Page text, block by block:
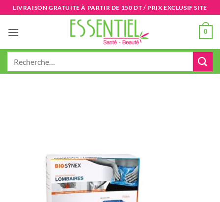
Passer
au
contenu
LIVRAISON GRATUITE À PARTIR DE 150 DT / PRIX EXCLUSIF SITE
0